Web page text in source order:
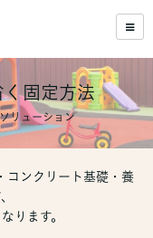
固定方法
リューション
コンクリート基礎・養
ります。